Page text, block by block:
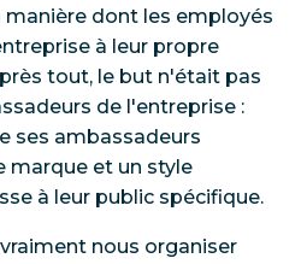
manière dont les employés
à leur propre
tout, le but n'était pas
de l'entreprise :
ses ambassadeurs
marque et un style
à leur public spécifique.
nous organiser